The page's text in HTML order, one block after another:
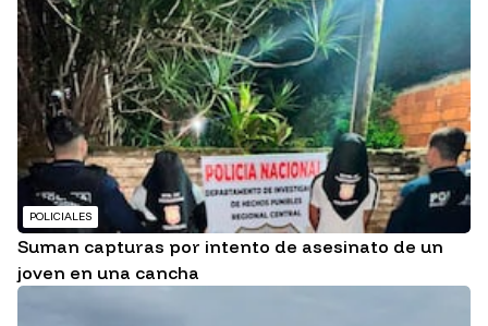
POLICIALES
Suman capturas por intento de asesinato de un
joven en una cancha